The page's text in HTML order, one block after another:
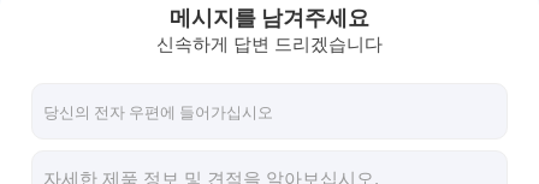
메시지를 남겨주세요
신속하게 답변 드리겠습니다